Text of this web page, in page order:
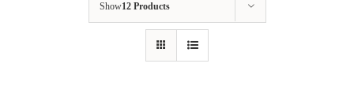
Show12 Products